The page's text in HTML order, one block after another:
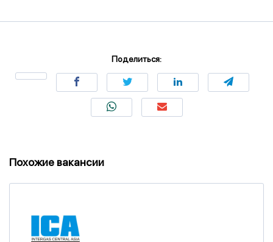
Поделиться:
Похожие вакансии